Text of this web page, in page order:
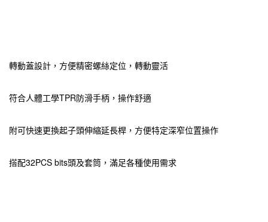
轉動蓋設計，方便精密螺絲定位，轉動靈活
符合人體工學TPR防滑手柄，操作舒適
附可快速更換起子頭伸縮延長桿，方便特定深窄位置操作
搭配32PCS bits頭及套筒，滿足各種使用需求